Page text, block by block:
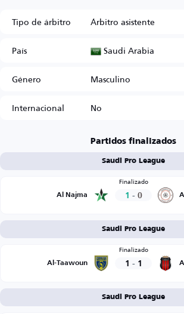
Tipo de árbitro
Árbitro asistente
País
Saudi Arabia
Género
Masculino
Internacional
No
Partidos finalizados
Saudi Pro League
Al Najma
Finalizado
1 - 0
Saudi Pro League
Al-Taawoun
Finalizado
1 - 1
Saudi Pro League